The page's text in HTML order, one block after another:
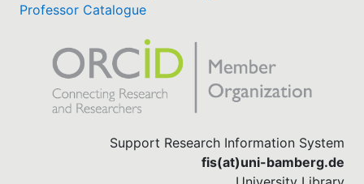
Professor Catalogue
Support Research Information System
fis(at)uni-bamberg.de